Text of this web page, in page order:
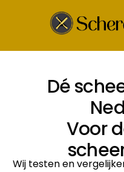
Dé
Voor
Wij testen en